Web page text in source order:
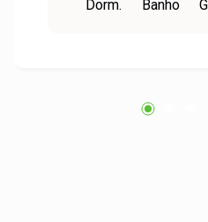
diversos serviços
garantindo mais
Dorm.
Banho